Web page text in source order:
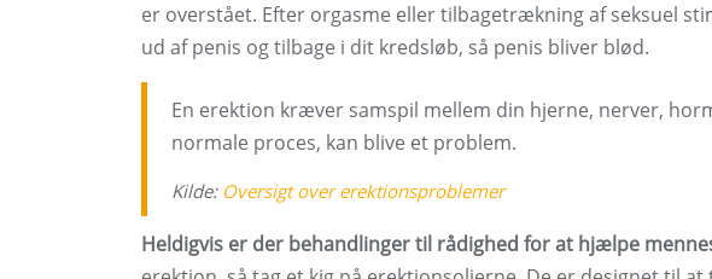
er overstået. Efter orgasme eller tilbagetrækning af seksuel
ud af penis og tilbage i dit kredsløb, så penis bliver blød.
En erektion kræver samspil mellem din hjerne, nerver,
normale proces, kan blive et problem.
Kilde: Oversigt over erektionsproblemer
Heldigvis er der behandlinger til rådighed for at hjælpe